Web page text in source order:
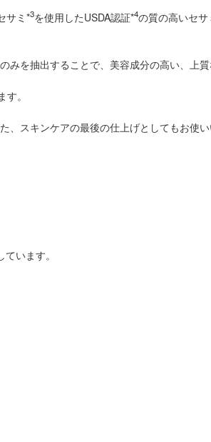
サミ*3を使用したUSDA認証*4の質の高いセサ
みを抽出することで、美容成分の高い、上
。
、スキンケアの最後の仕上げとしてもお使い
います。